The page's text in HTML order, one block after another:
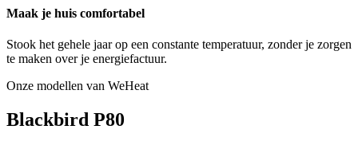
Maak je huis comfortabel
Stook het gehele jaar op een constante temperatuur, zonder je zorgen
te maken over je energiefactuur.
Onze modellen van WeHeat
Blackbird P80